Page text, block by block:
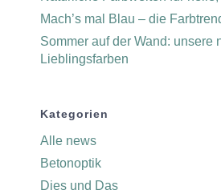
Mach’s mal Blau – die
Sommer auf der Wand: unsere
Lieblingsfarben
Kategorien
Alle news
Betonoptik
Dies und Das